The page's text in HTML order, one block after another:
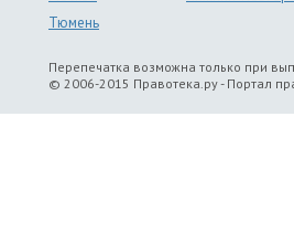
Тюмень
Перепечатка возможна только при
© 2006-2015 Правотека.ру - Портал